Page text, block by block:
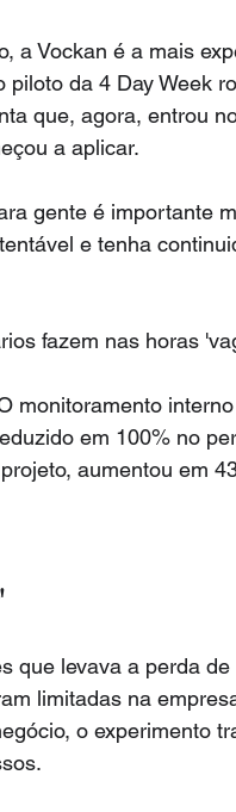
a Vockan é a mais
da 4 Day Week
que, agora, entrou
a aplicar.
gente é importante
e tenha
fazem nas horas
monitoramento
em 100% no
aumentou em
que levava a perda
limitadas na
o experimento